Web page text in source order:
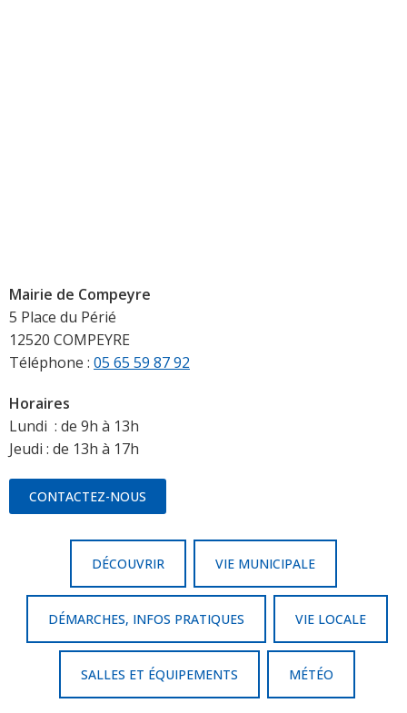
Mairie de Compeyre
5 Place du Périé
12520 COMPEYRE
Téléphone : 05 65 59 87 92
Horaires
Lundi : de 9h à 13h
Jeudi : de 13h à 17h
CONTACTEZ-NOUS
DÉCOUVRIR VIE MUNICIPALE
DÉMARCHES, INFOS PRATIQUES VIE LOCALE
SALLES ET ÉQUIPEMENTS MÉTÉO